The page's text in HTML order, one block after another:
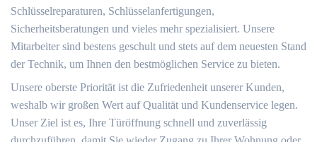
Schlüsselreparaturen, Schlüsselanfertigungen,
Sicherheitsberatungen und vieles mehr spezialisiert. Unsere
Mitarbeiter sind bestens geschult und stets auf dem neuesten Stand
der Technik, um Ihnen den bestmöglichen Service zu bieten.
Unsere oberste Priorität ist die Zufriedenheit unserer Kunden,
weshalb wir großen Wert auf Qualität und Kundenservice legen.
Unser Ziel ist es, Ihre Türöffnung schnell und zuverlässig